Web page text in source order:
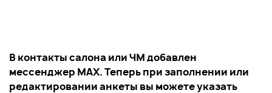
В контакты салона или ЧМ добавлен
мессенджер MAX. Теперь при заполнении или
редактировании анкеты вы можете указать